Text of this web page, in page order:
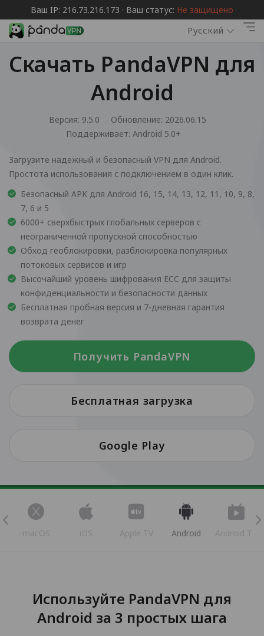
Ваш IP: 216.73.216.173 · Ваш статус: Не защищено
Русский
Скачать PandaVPN для
Android
Версия: 9.5.0
Обновление: 2026.06.15
Поддерживает: Android 5.0+
Загрузите надежный и безопасный VPN для Android.
Простота использования с подключением в один клик.
Безопасный APK для Android 16, 15, 14, 13, 12, 11, 10, 9, 8,
7, 6 и 5
6000+ сверхбыстрых глобальных серверов с
неограниченной пропускной способностью
Обход геоблокировки, разблокировка популярных
потоковых сервисов и игр
Высочайший уровень шифрования ECC для защиты
конфиденциальности и безопасности данных
Бесплатная пробная версия и 7-дневная гарантия
возврата денег
Получить PandaVPN
Бесплатная загрузка
Google Play
macOS iOS Apple TV Android Android TV
Используйте PandaVPN для
Android за 3 простых шага